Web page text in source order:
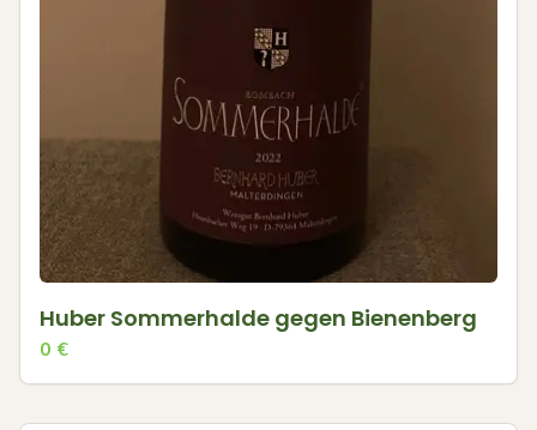
Huber Sommerhalde gegen Bienenberg
0 €